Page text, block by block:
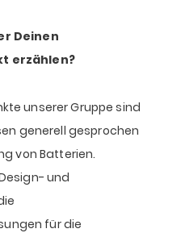
Deinen
erzählen?
unserer Gruppe sind
generell gesprochen
von Batterien.
und
für die